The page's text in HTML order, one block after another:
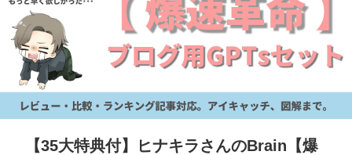
【35大特典付】ヒナキラさんのBrain【爆